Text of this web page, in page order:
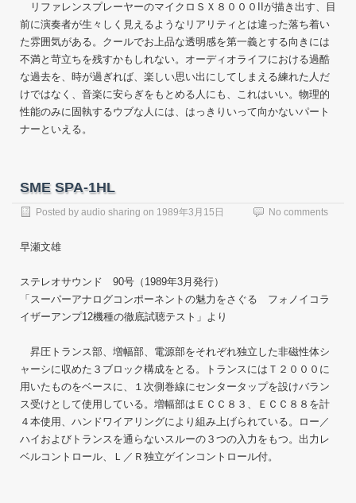
リファレンスプレーヤーのマイクロＳＸ８０００IIが描き出す、目
前に演奏者が生々しく見えるようなリアリティとは違った落ち着い
た雰囲気がある。クールでお上品な透明感を第一義とする向きには
不満と苛立ちを残すかもしれない。オーディオライフにおける過酷
な過去を、時が過ぎれば、楽しい思い出にしてしまえる練れた人だ
けではなく、音楽に安らぎをもとめる人にも、これはいい。物理的
性能のみに固執するウブな人には、はっきりいって向かないパート
ナーといえる。
SME SPA-1HL
Posted by audio sharing on 1989年3月15日 No comments
早瀬文雄
ステレオサウンド 90号（1989年3月発行）
「スーパーアナログコンポーネントの魅力をさぐる フォノイコラ
イザーアンプ12機種の徹底試聴テスト」より
昇圧トランス部、増幅部、電源部をそれぞれ独立した非磁性体シ
ャーシに収めた３ブロック構成をとる。トランスにはＴ２０００に
用いたものをベースに、１次側巻線にセンタータップを設けバラン
ス受けとして使用している。増幅部はＥＣＣ８３、ＥＣＣ８８を計
４本使用、ハンドワイアリングにより組み上げられている。ロー／
ハイおよびトランスを通らないスルーの３つの入力をもつ。出力レ
ベルコントロール、Ｌ／Ｒ独立ゲインコントロール付。